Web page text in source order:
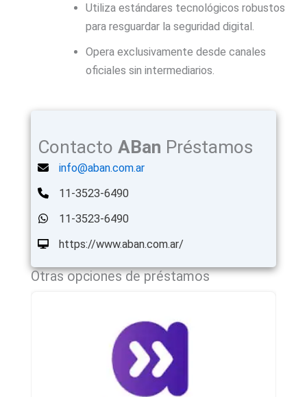
Utiliza estándares tecnológicos robustos
para resguardar la seguridad digital.
Opera exclusivamente desde canales
oficiales sin intermediarios.
ContactoABan Préstamos
info@aban.com.ar
11-3523-6490
11-3523-6490
https://www.aban.com.ar/
Otras opciones de préstamos